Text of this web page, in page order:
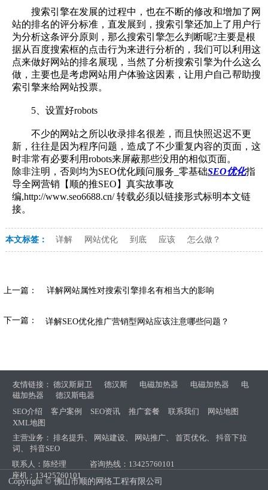
搜索引擎在发展的过程中，也在不断的修改和增加了网
站的排名的评分标准，直发展到，搜索引擎还加上了用户行
为分析这条评分原则，那么搜索引擎怎么判断呢?主要是根
据从百度搜索框的点击行为来进行分析的，我们可以利用这
点来做好网站的排名展现，当然了分析搜索引擎为什么这么
做，主要也是考虑网站用户体验这因素，让用户自己帮助搜
索引擎来给网站投票。
5、设置好robots
不少的网站之所以收录排名很差，而且快照迟迟不更
新，往往是因为程序问题，造成了不少重复内容的页面，这
时非常有必要利用robots来屏蔽那些没用的相似页面。
除非注明，否则均为SEO优化顾问服务_零基础SEO优化指
导全网营销【顺的推SEO】真实故事改
编,http://www.seo6688.cn/ 转载必须以链接形式标明本文链
接。
本文标签： 详解 网站优化 到底 应该 怎么做？
上一篇： 详解网站属性对搜索引擎排名有相当大的影响
下一篇： 详解SEO优化推广营销型网站应该注意哪些问题？
友情链接：德汉斯厨卫 德汉斯 电磁加热器 电磁加热器
电
磁加热器
德汉斯电器
SEO介绍
客户案例 SEO资讯 推广套餐 联系我们
网站地图
XML地图
主营业务：排名提升、 网站建设、 网站推广、首页优化、抖音下拉
词 、抖音SEO
联系人：陈经理
咨询热线：13425760101
座机：13425760101
Copyright © 佛山市顺的网络工程有限公司